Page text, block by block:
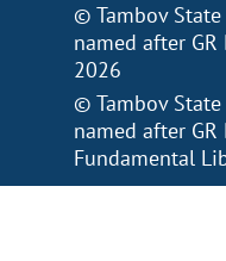
© Tambov
named after
2026
© Tambov
named after
Fundamental